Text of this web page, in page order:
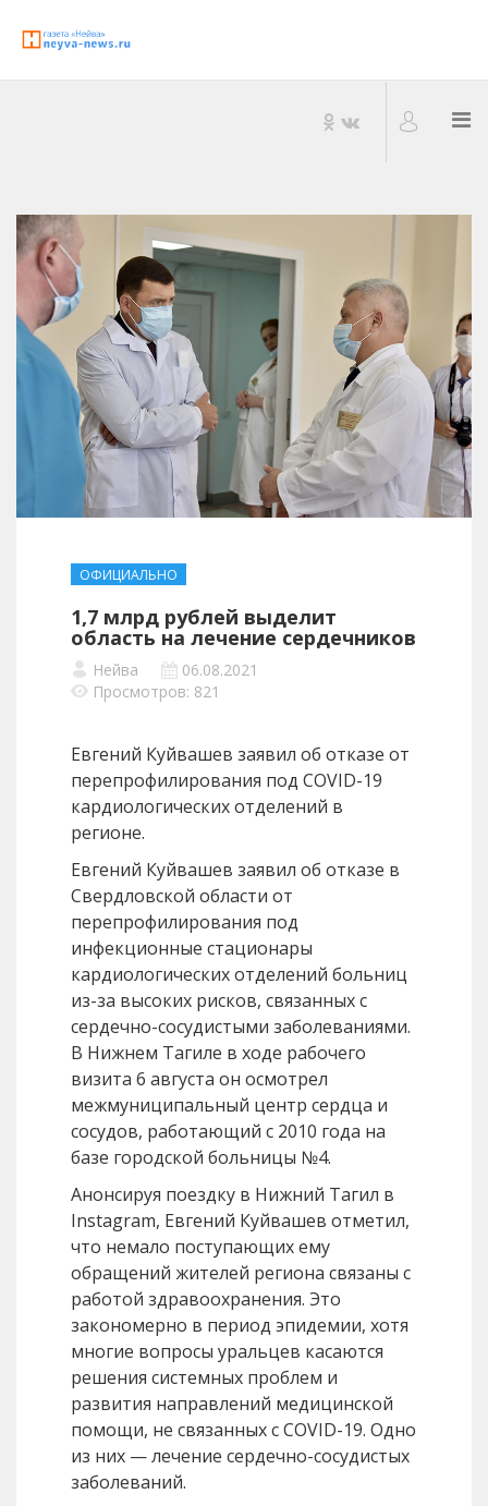
ОФИЦИАЛЬНО
1,7 млрд рублей выделит
область на лечение сердечников
Нейва
06.08.2021
Просмотров: 821
Евгений Куйвашев заявил об отказе от
перепрофилирования под COVID-19
кардиологических отделений в
регионе.
Евгений Куйвашев заявил об отказе в
Свердловской области от
перепрофилирования под
инфекционные стационары
кардиологических отделений больниц
из-за высоких рисков, связанных с
сердечно-сосудистыми заболеваниями.
В Нижнем Тагиле в ходе рабочего
визита 6 августа он осмотрел
межмуниципальный центр сердца и
сосудов, работающий с 2010 года на
базе городской больницы №4.
Анонсируя поездку в Нижний Тагил в
Instagram, Евгений Куйвашев отметил,
что немало поступающих ему
обращений жителей региона связаны с
работой здравоохранения. Это
закономерно в период эпидемии, хотя
многие вопросы уральцев касаются
решения системных проблем и
развития направлений медицинской
помощи, не связанных с СOVID-19. Одно
из них — лечение сердечно-сосудистых
заболеваний.